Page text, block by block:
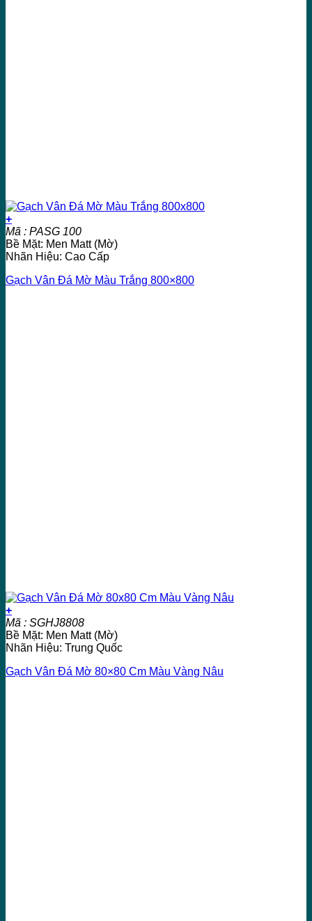
+
Mã : PASG 100
Bề Mặt: Men Matt (Mờ)
Nhãn Hiệu: Cao Cấp
Gạch Vân Đá Mờ Màu Trắng 800×800
+
Mã : SGHJ8808
Bề Mặt: Men Matt (Mờ)
Nhãn Hiệu: Trung Quốc
Gạch Vân Đá Mờ 80×80 Cm Màu Vàng Nâu